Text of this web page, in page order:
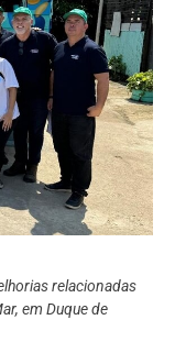
relacionadas
em Duque de